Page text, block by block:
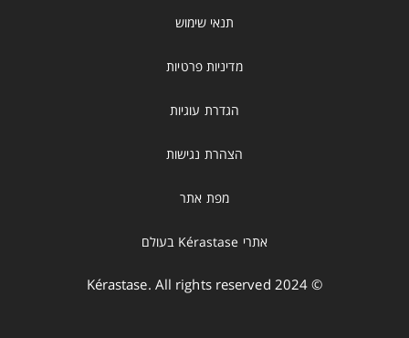
תנאי שימוש
מדיניות פרטיות
הגדרת עוגיות
הצהרת נגישות
מפת אתר
אתרי Kérastase בעולם
© 2024 Kérastase. All rights reserved